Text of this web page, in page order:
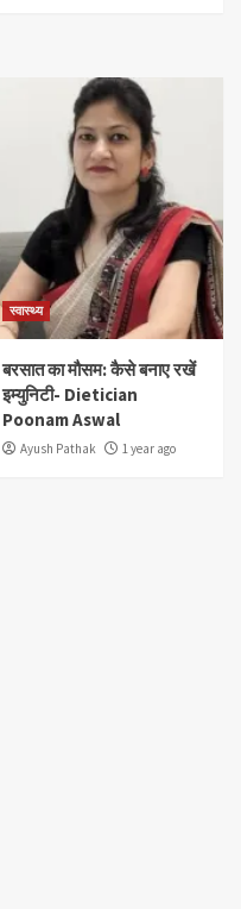
स्वास्थ्य
बरसात का मौसम: कैसे बनाए रखें
इम्युनिटी- Dietician
Poonam Aswal
Ayush Pathak 1 year ago